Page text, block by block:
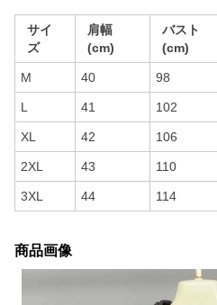
サイ
ズ
肩幅
(cm)
バスト
(cm)
M 40 98
L 41 102
XL 42 106
2XL 43 110
3XL 44 114
商品画像